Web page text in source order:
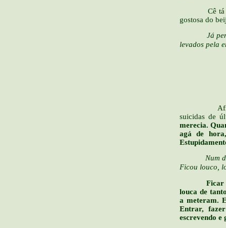
Cê tá
gostosa do
Já pensou
levados pela
Afinal em
suicidas de
merecia.
agá de
Num
Ficou louco,
Ficar
louca de
a meteram.
Entrar,
escrevendo e